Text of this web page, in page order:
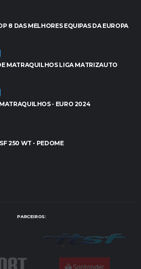
8 DAS MELHORES EQUIPAS DA EUROPA
MATRAQUILHOS LIGA MATRIZAUTO
- EURO 2024
250 WT - PEDOME
PARCEIROS: